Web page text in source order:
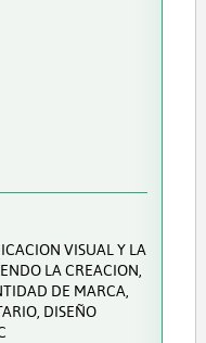
VISUAL Y LA
LA CREACION,
DE MARCA,
DISEÑO